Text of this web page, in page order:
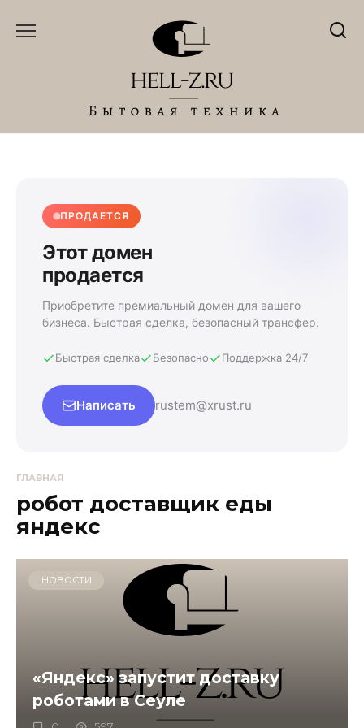
ПРОДАЕТСЯ
Этот домен
продается
Приобретите премиальный домен для вашего
бизнеса. Быстрая сделка, безопасный трансфер.
Быстрая сделка Безопасно Поддержка 24/7
Написать rustem@xrust.ru
ГЛАВНАЯ
робот доставщик еды
яндекс
НОВОСТИ
«Яндекс» запустит доставку
роботами в Сеуле